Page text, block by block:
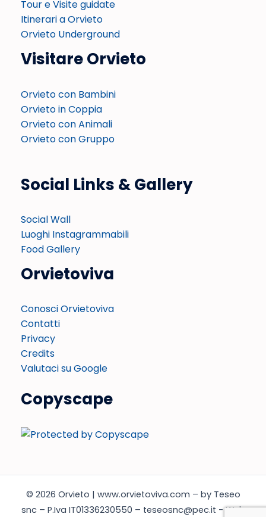
Tour e Visite guidate
Itinerari a Orvieto
Orvieto Underground
Visitare Orvieto
Orvieto con Bambini
Orvieto in Coppia
Orvieto con Animali
Orvieto con Gruppo
Social Links & Gallery
Social Wall
Luoghi Instagrammabili
Food Gallery
Orvietoviva
Conosci Orvietoviva
Contatti
Privacy
Credits
Valutaci su Google
Copyscape
© 2026 Orvieto | www.orvietoviva.com – by Teseo
snc – P.Iva IT01336230550 – teseosnc@pec.it - Web